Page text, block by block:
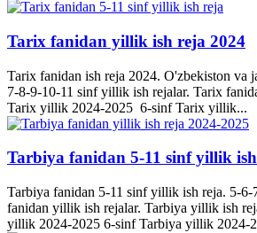
Tarix fanidan yillik ish reja 2024
Tarix fanidan ish reja 2024. O'zbekiston va
7-8-9-10-11 sinf yillik ish rejalar. Tarix
Tarix yillik 2024-2025 6-sinf Tarix yillik...
Tarbiya fanidan 5-11 sinf yillik
Tarbiya fanidan 5-11 sinf yillik ish reja. 5-6-
fanidan yillik ish rejalar. Tarbiya yillik ish
yillik 2024-2025 6-sinf Tarbiya yillik 2024-